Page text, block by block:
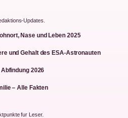
Updates.
Nase und Leben 2025
und Gehalt des ESA-Astronauten
2026
– Alle Fakten
fur Leser.